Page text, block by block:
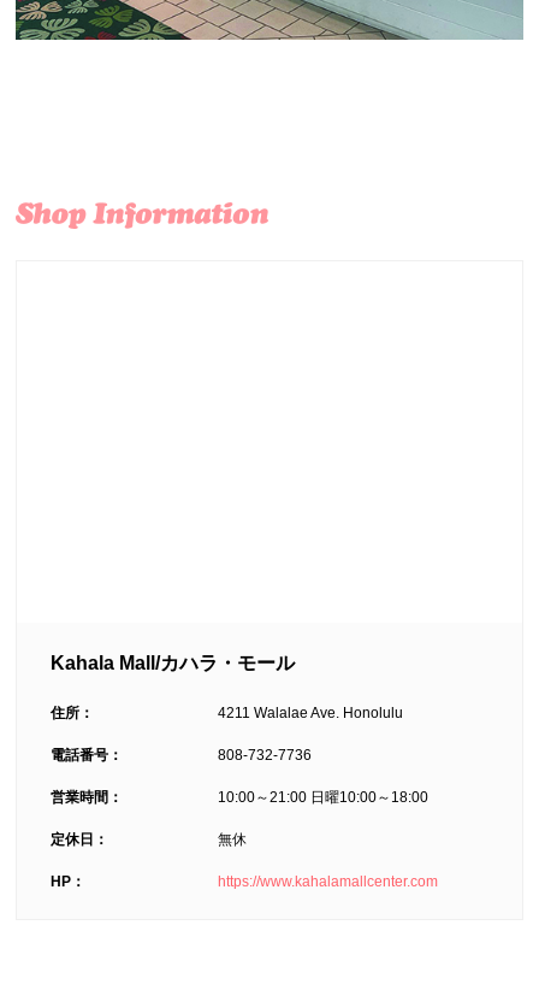
Kahala Mall/カハラ・モール
住所： 4211 Walalae Ave. Honolulu
電話番号： 808-732-7736
営業時間： 10:00～21:00 日曜10:00～ 18:00
定休日： 無休
HP： https://www.kahalamallcenter.com